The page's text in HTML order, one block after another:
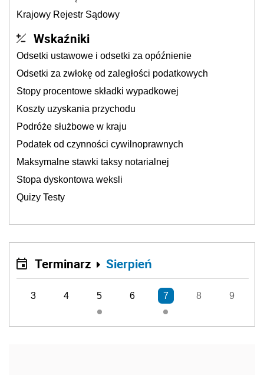
Krajowy Rejestr Sądowy
Wskaźniki
Odsetki ustawowe i odsetki za opóźnienie
Odsetki za zwłokę od zaległości podatkowych
Stopy procentowe składki wypadkowej
Koszty uzyskania przychodu
Podróże służbowe w kraju
Podatek od czynności cywilnoprawnych
Maksymalne stawki taksy notarialnej
Stopa dyskontowa weksli
Quizy Testy
Terminarz Sierpień
3 4 5 6 7 8 9